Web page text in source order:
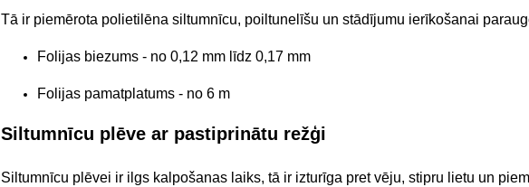
Tā ir piemērota polietilēna siltumnīcu, poiltunelīšu un stādījumu ierīkošanai
Folijas biezums - no 0,12 mm līdz 0,17 mm
Folijas pamatplatums - no 6 m
Siltumnīcu plēve ar pastiprinātu režģi
Siltumnīcu plēvei ir ilgs kalpošanas laiks, tā ir izturīga pret vēju, stipru lietu un